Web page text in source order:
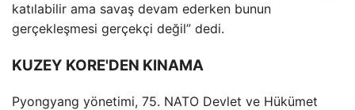
katılabilir ama savaş devam ederken bunun
gerçekleşmesi gerçekçi değil” dedi.
KUZEY KORE'DEN KINAMA
Pyongyang yönetimi, 75. NATO Devlet ve Hükümet